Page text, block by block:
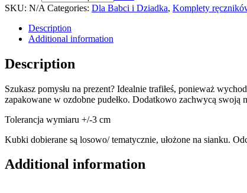
SKU: N/A Categories: Dla Babci i Dziadka, Komplety
Description
Additional information
Description
Szukasz pomysłu na prezent? Idealnie trafiłeś, ponieważ
zapakowane w ozdobne pudełko. Dodatkowo zachwycą swoją
Tolerancja wymiaru +/-3 cm
Kubki dobierane są losowo/ tematycznie, ułożone na sianku.
Additional information